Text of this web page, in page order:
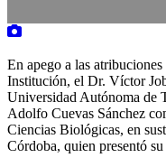
En apego a las
Institución, el Dr. Víctor
Universidad Autónoma de
Adolfo Cuevas Sánchez
Ciencias Biológicas, en
Córdoba, quien presentó